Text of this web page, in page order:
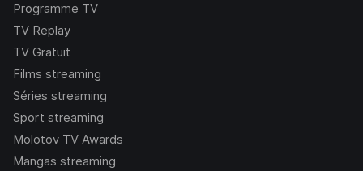
Programme TV
TV Replay
TV Gratuit
Films streaming
Séries streaming
Sport streaming
Molotov TV Awards
Mangas streaming